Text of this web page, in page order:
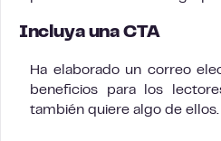
Incluya una CTA
Ha elaborado un correo
beneficios para los
también quiere algo de ellos.